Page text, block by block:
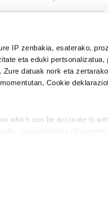
IP zenbakia, esaterako,
eta eduki
datuak nork eta
Cookie
which can be accurate to
modu librean